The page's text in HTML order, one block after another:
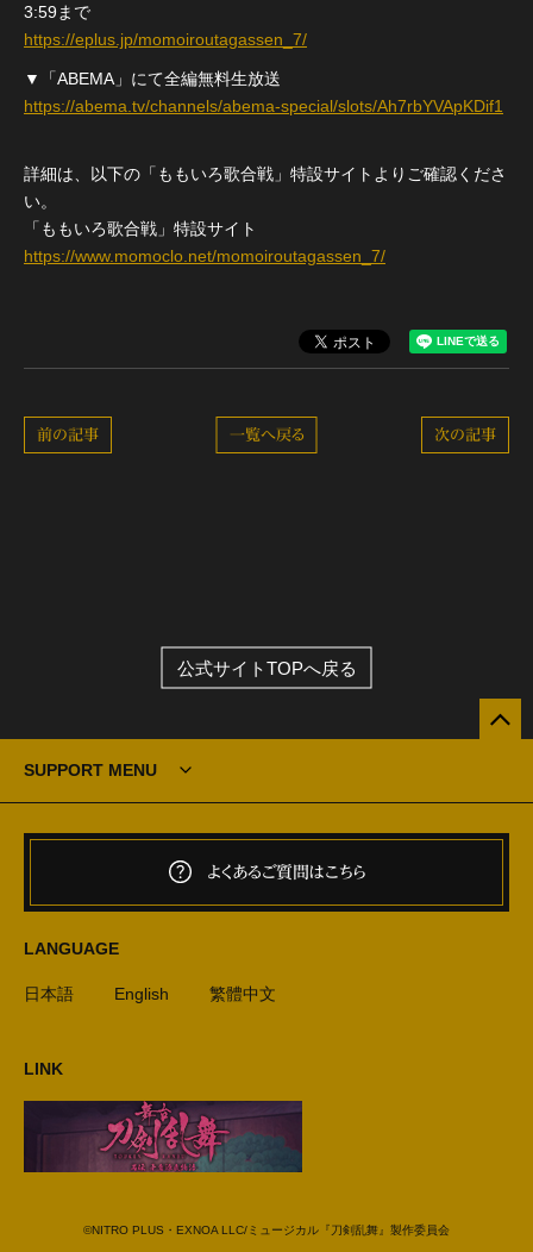
3:59まで
https://eplus.jp/momoiroutagassen_7/
▼「ABEMA」にて全編無料生放送
https://abema.tv/channels/abema-special/slots/Ah7rbYVApKDif1
詳細は、以下の「ももいろ歌合戦」特設サイトよりご確認くださ
い。
「ももいろ歌合戦」特設サイト
https://www.momoclo.net/momoiroutagassen_7/
次の記事
一覧へ戻る
前の記事
公式サイトTOPへ戻る
SUPPORT MENU
よくあるご質問はこちら
LANGUAGE
日本語 English 繁體中文
LINK
©NITRO PLUS・EXNOA LLC/ミュージカル『刀剣乱舞』製作委員会